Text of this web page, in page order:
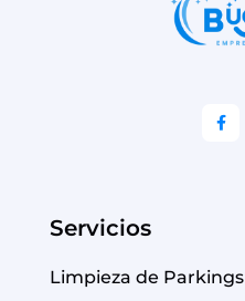
Servicios
Limpieza de Parkings